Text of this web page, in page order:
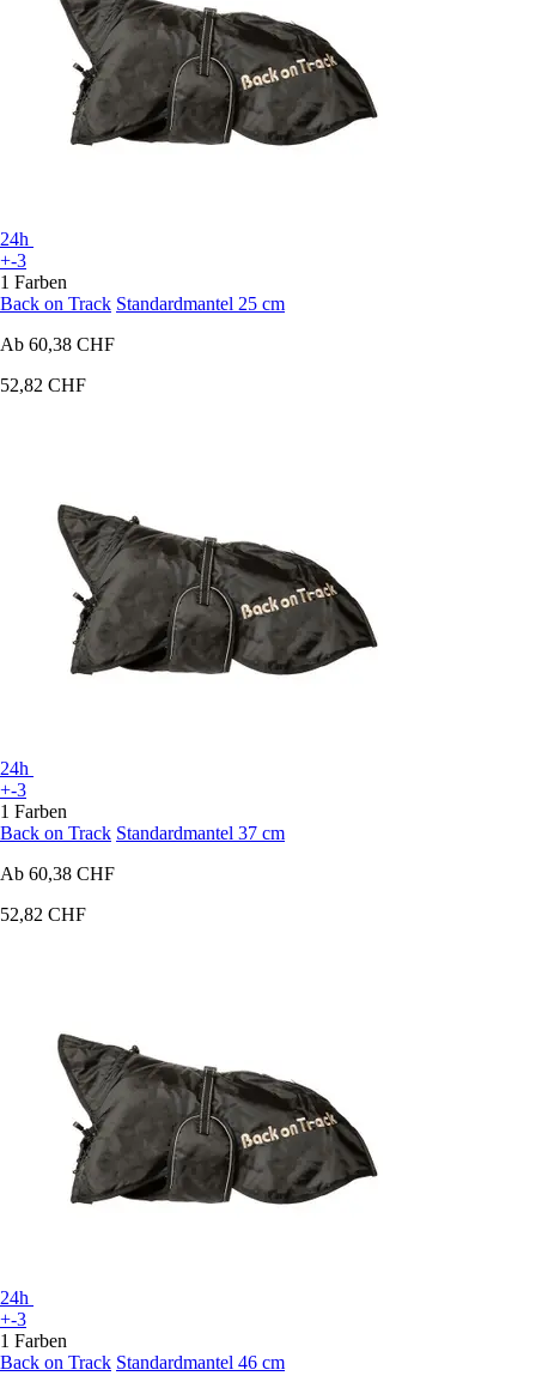
24h
+-3
1 Farben
Back on Track Standardmantel 25 cm
Ab 60,38 CHF
52,82 CHF
24h
+-3
1 Farben
Back on Track Standardmantel 37 cm
Ab 60,38 CHF
52,82 CHF
24h
+-3
1 Farben
Back on Track Standardmantel 46 cm